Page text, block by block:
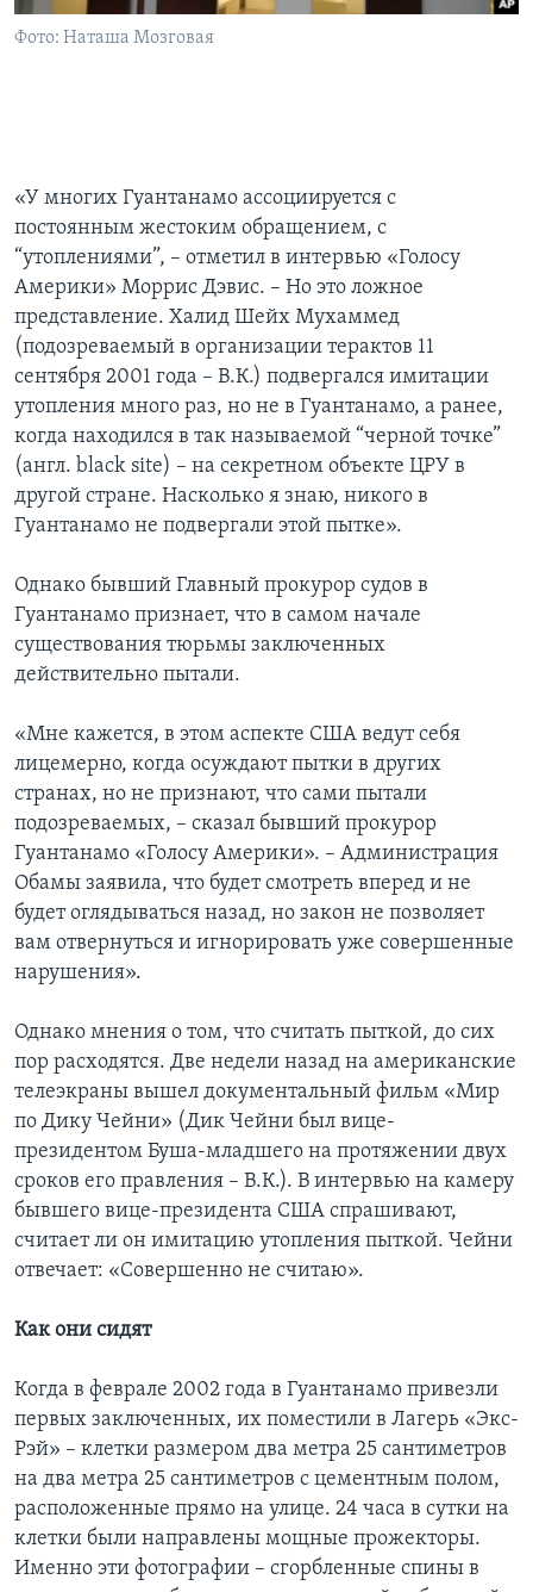
Фото: Наташа Мозговая
«У многих Гуантанамо ассоциируется с
постоянным жестоким обращением, с
“утоплениями”, – отметил в интервью «Голосу
Америки» Моррис Дэвис. – Но это ложное
представление. Халид Шейх Мухаммед
(подозреваемый в организации терактов 11
сентября 2001 года – В.К.) подвергался имитации
утопления много раз, но не в Гуантанамо, а ранее,
когда находился в так называемой “черной точке”
(англ. black site) – на секретном объекте ЦРУ в
другой стране. Насколько я знаю, никого в
Гуантанамо не подвергали этой пытке».
Однако бывший Главный прокурор судов в
Гуантанамо признает, что в самом начале
существования тюрьмы заключенных
действительно пытали.
«Мне кажется, в этом аспекте США ведут себя
лицемерно, когда осуждают пытки в других
странах, но не признают, что сами пытали
подозреваемых, – сказал бывший прокурор
Гуантанамо «Голосу Америки». – Администрация
Обамы заявила, что будет смотреть вперед и не
будет оглядываться назад, но закон не позволяет
вам отвернуться и игнорировать уже совершенные
нарушения».
Однако мнения о том, что считать пыткой, до сих
пор расходятся. Две недели назад на американские
телеэкраны вышел документальный фильм «Мир
по Дику Чейни» (Дик Чейни был вице-
президентом Буша-младшего на протяжении двух
сроков его правления – В.К.). В интервью на камеру
бывшего вице-президента США спрашивают,
считает ли он имитацию утопления пыткой. Чейни
отвечает: «Совершенно не считаю».
Как они сидят
Когда в феврале 2002 года в Гуантанамо привезли
первых заключенных, их поместили в Лагерь «Экс-
Рэй» – клетки размером два метра 25 сантиметров
на два метра 25 сантиметров с цементным полом,
расположенные прямо на улице. 24 часа в сутки на
клетки были направлены мощные прожекторы.
Именно эти фотографии – сгорбленные спины в